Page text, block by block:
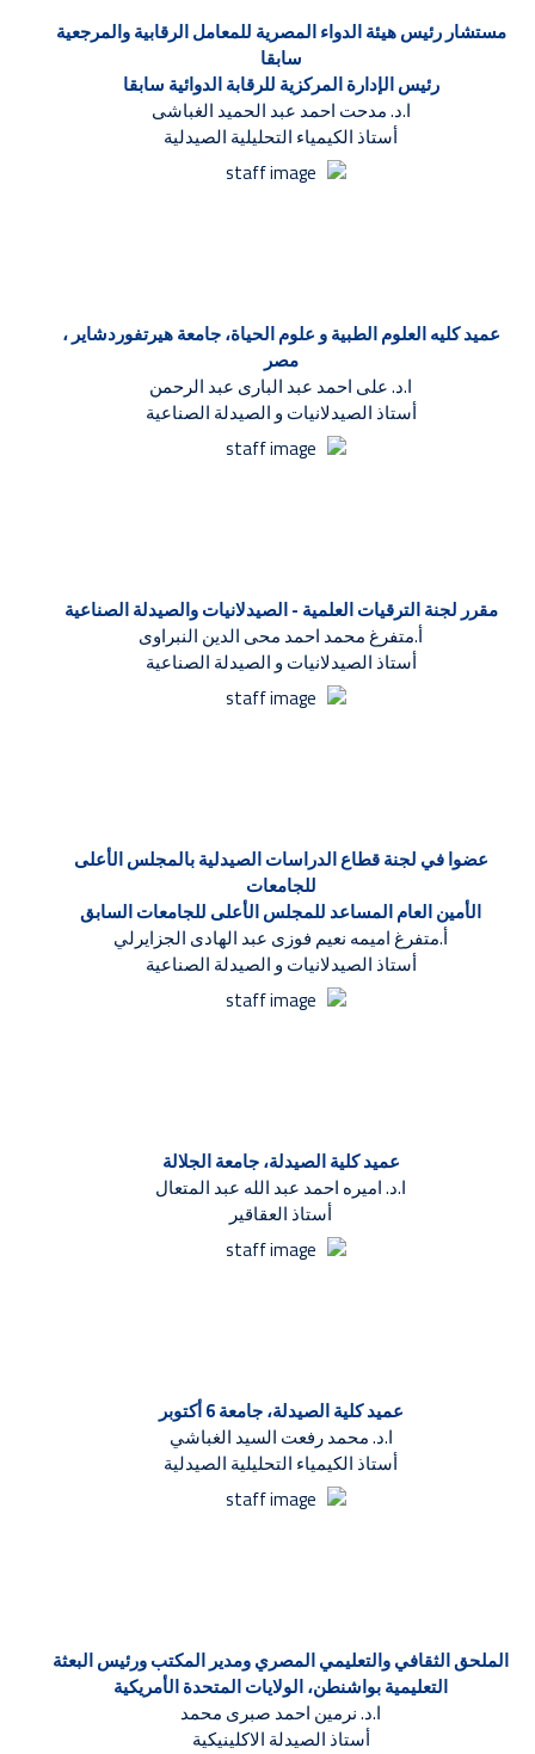
مستشار رئيس هيئة الدواء المصرية للمعامل الرقابية والمرجعية
سابقا
رئيس الإدارة المركزية للرقابة الدوائية سابقا
ا.د. مدحت احمد عبد الحميد الغباشى
أستاذ الكيمياء التحليلية الصيدلية
عميد كليه العلوم الطبية و علوم الحياة، جامعة هيرتفوردشاير ،
مصر
ا.د. على احمد عبد البارى عبد الرحمن
أستاذ الصيدلانيات و الصيدلة الصناعية
مقرر لجنة الترقيات العلمية - الصيدلانيات والصيدلة الصناعية
أ.متفرغ محمد احمد محى الدين النبراوى
أستاذ الصيدلانيات و الصيدلة الصناعية
عضوا في لجنة قطاع الدراسات الصيدلية بالمجلس الأعلى
للجامعات
الأمين العام المساعد للمجلس الأعلى للجامعات السابق
أ.متفرغ اميمه نعيم فوزى عبد الهادى الجزايرلي
أستاذ الصيدلانيات و الصيدلة الصناعية
عميد كلية الصيدلة، جامعة الجلالة
ا.د. اميره احمد عبد الله عبد المتعال
أستاذ العقاقير
عميد كلية الصيدلة، جامعة 6 أكتوبر
ا.د. محمد رفعت السيد الغباشي
أستاذ الكيمياء التحليلية الصيدلية
الملحق الثقافي والتعليمي المصري ومدير المكتب ورئيس البعثة
التعليمية بواشنطن، الولايات المتحدة الأمريكية
ا.د. نرمين احمد صبرى محمد
أستاذ الصيدلة الاكلينيكية